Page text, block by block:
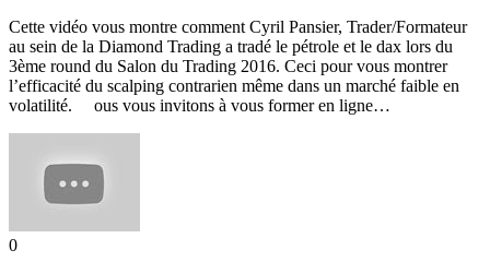
Cette vidéo vous montre comment Cyril Pansier, Trader/Formateur
au sein de la Diamond Trading a tradé le pétrole et le dax lors du
3ème round du Salon du Trading 2016. Ceci pour vous montrer
l’efficacité du scalping contrarien même dans un marché faible en
volatilité. ous vous invitons à vous former en ligne…
0